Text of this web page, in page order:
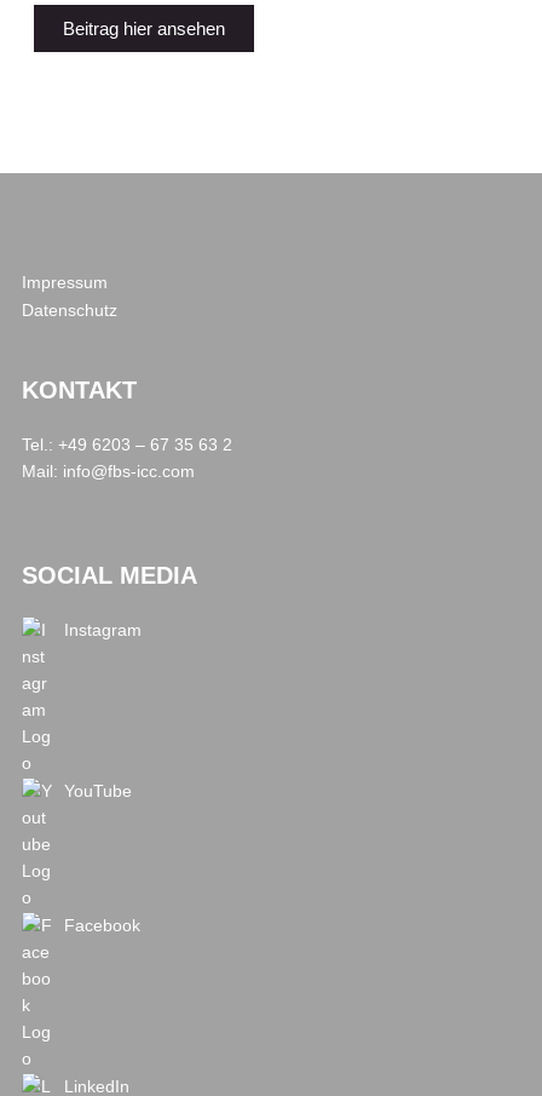
Beitrag hier ansehen
Impressum
Datenschutz
KONTAKT
Tel.: +49 6203 – 67 35 63 2
Mail: info@fbs-icc.com
SOCIAL MEDIA
Instagram
YouTube
Facebook
LinkedIn